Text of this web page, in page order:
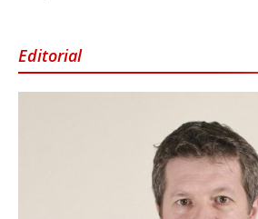
Editorial